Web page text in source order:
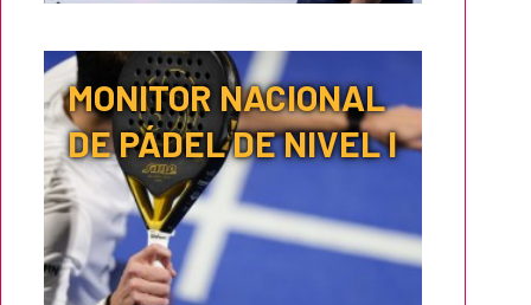
MONITOR NACIONAL
DE PÁDEL DE NIVEL I